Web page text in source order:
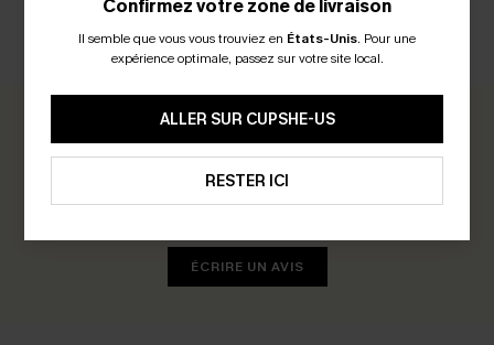
AVIS CLIENTS
Soyez le Premier à Donner Votre Avis
ÉCRIRE UN AVIS
Confirmez votre zone de livraison
Il semble que vous vous trouviez en États-Unis. Pour une
expérience optimale, passez sur votre site local.
ALLER SUR CUPSHE-US
RESTER ICI